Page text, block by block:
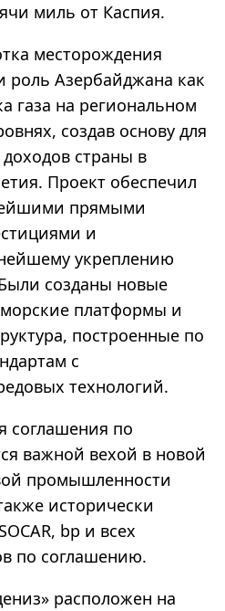
миль от Каспия.
месторождения
роль Азербайджана как
газа на региональном
создав основу для
страны в
Проект обеспечил
прямыми
и
укреплению
созданы новые
платформы и
построенные по
с
технологий.
соглашения по
важной вехой в новой
промышленности
исторически
bp и всех
по соглашению.
расположен на